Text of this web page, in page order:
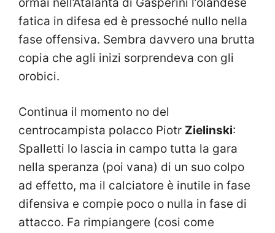
fatica in difesa ed è pressoché nullo nella
fase offensiva. Sembra davvero una brutta
copia che agli inizi sorprendeva con gli
orobici.
Continua il momento no del
centrocampista polacco Piotr Zielinski:
Spalletti lo lascia in campo tutta la gara
nella speranza (poi vana) di un suo colpo
ad effetto, ma il calciatore è inutile in fase
difensiva e compie poco o nulla in fase di
attacco. Fa rimpiangere (cosi come